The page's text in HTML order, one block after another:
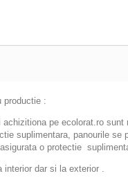
productie :
pe ecolorat.ro
suplimentara, panourile
o protectie
dar si la exterior .